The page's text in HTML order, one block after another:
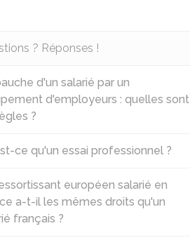
? Réponses !
d'un salarié par un
d'employeurs : quelles sont
?
ce qu'un essai professionnel ?
européen salarié en
a-t-il les mêmes droits qu'un
français ?